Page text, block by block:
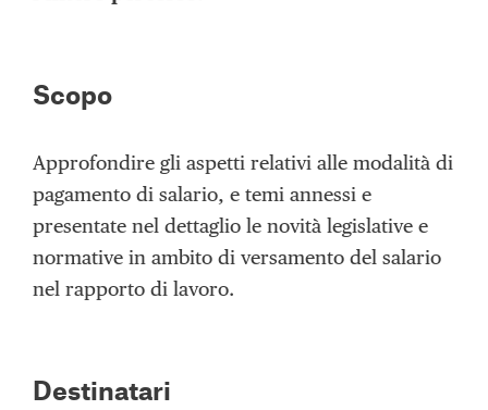
Scopo
Approfondire gli aspetti relativi alle modalità di
pagamento di salario, e temi annessi e
presentate nel dettaglio le novità legislative e
normative in ambito di versamento del salario
nel rapporto di lavoro.
Destinatari